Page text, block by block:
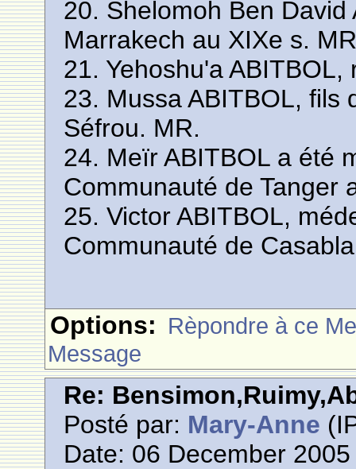
20. Shelomoh Ben
Marrakech au XIXe s.
21. Yehoshu'a
23. Mussa ABITBOL, fils
Séfrou. MR.
24. Meïr ABITBOL a été
Communauté de Tanger
25. Victor ABITBOL,
Communauté de
Options: Rèpondre à ce
Message
Re:
Posté par: Mary-Anne
Date: 06 December